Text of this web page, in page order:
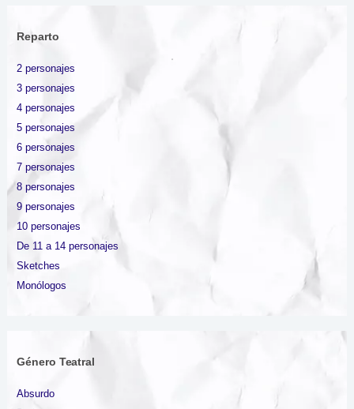
Reparto
2 personajes
3 personajes
4 personajes
5 personajes
6 personajes
7 personajes
8 personajes
9 personajes
10 personajes
De 11 a 14 personajes
Sketches
Monólogos
Género Teatral
Absurdo